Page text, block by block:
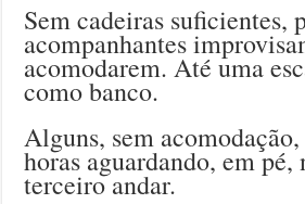
Sem cadeiras suficientes,
acompanhantes
acomodarem. Até uma
como banco.
Alguns, sem
horas aguardando, em
terceiro andar.